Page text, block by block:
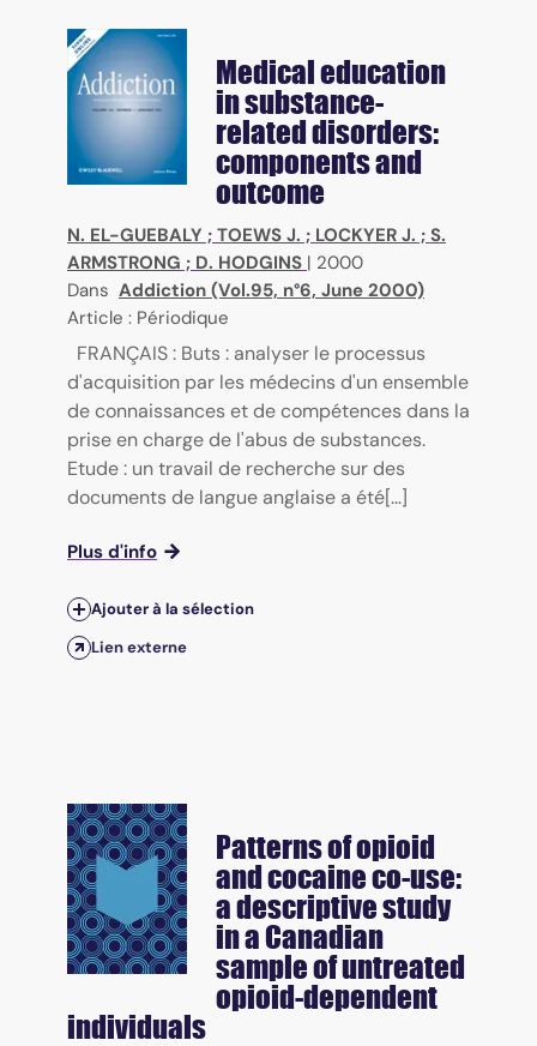
Medical education
in substance-
related disorders:
components and
outcome
N. EL-GUEBALY ; TOEWS J. ; LOCKYER J. ; S.
ARMSTRONG ; D. HODGINS | 2000
Dans Addiction (Vol.95, n°6, June 2000)
Article : Périodique
FRANÇAIS : Buts : analyser le processus
d'acquisition par les médecins d'un ensemble
de connaissances et de compétences dans la
prise en charge de l'abus de substances.
Etude : un travail de recherche sur des
documents de langue anglaise a été[...]
Plus d'info
Ajouter à la sélection
Lien externe
Patterns of opioid
and cocaine co-use:
a descriptive study
in a Canadian
sample of untreated
opioid-dependent
individuals